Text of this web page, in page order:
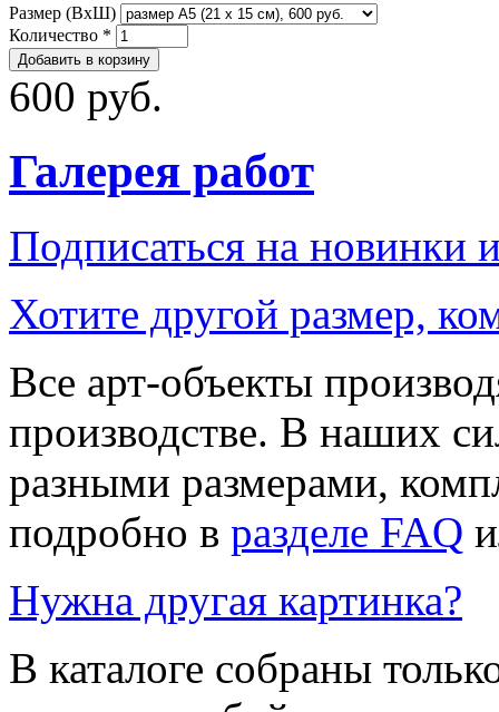
Размер (ВxШ)
Количество *
600 руб.
Галерея работ
Подписаться на новинки
Хотите другой размер,
Все арт-объекты
производстве. В наших
разными размерами,
подробно в разделе FAQ
Нужна другая картинка?
В каталоге собраны